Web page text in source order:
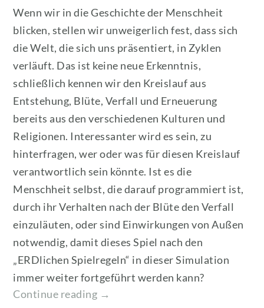
Wenn wir in die Geschichte der Menschheit
blicken, stellen wir unweigerlich fest, dass sich
die Welt, die sich uns präsentiert, in Zyklen
verläuft. Das ist keine neue Erkenntnis,
schließlich kennen wir den Kreislauf aus
Entstehung, Blüte, Verfall und Erneuerung
bereits aus den verschiedenen Kulturen und
Religionen. Interessanter wird es sein, zu
hinterfragen, wer oder was für diesen Kreislauf
verantwortlich sein könnte. Ist es die
Menschheit selbst, die darauf programmiert ist,
durch ihr Verhalten nach der Blüte den Verfall
einzuläuten, oder sind Einwirkungen von Außen
notwendig, damit dieses Spiel nach den
„ERDlichen Spielregeln“ in dieser Simulation
immer weiter fortgeführt werden kann?
Continue reading „Welcher
→